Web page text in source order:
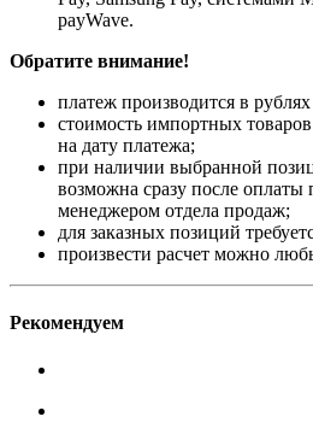
payWave.
Обратите внимание!
платеж производится в
стоимость импортных
на дату платежа;
при наличии выбранной
возможна сразу после оплаты
менеджером отдела продаж;
для заказных позиций
произвести расчет можно
Рекомендуем